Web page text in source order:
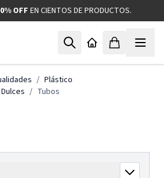
OFF EN CIENTOS DE PRODUCTOS.
/ Plástico
/ Tubos